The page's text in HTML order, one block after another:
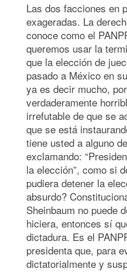
Las dos facciones en
exageradas. La
conoce como el
queremos usar la
que la elección de
pasado a México en
ya es decir mucho,
verdaderamente
irrefutable de que se
que se está
tiene usted a alguno
exclamando:
la elección”, como si
pudiera detener la
absurdo?
Sheinbaum no puede
hiciera, entonces sí
dictadura. Es el
presidenta que, para
dictatorialmente y